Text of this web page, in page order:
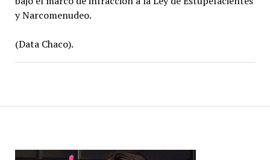
y Narcomenudeo.
(Data Chaco).